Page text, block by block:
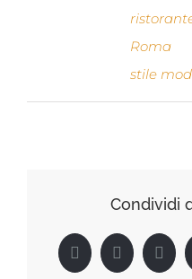
Roma
stile
Condividi
Facebook
X